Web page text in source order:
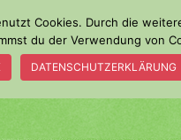
Cookies. Durch die
du der Verwendung von
DATENSCHUTZERKLÄRUNG